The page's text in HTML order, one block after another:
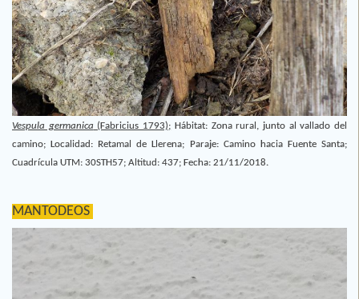
Vespula germanica (Fabricius 1793); Hábitat: Zona rural, junto al vallado del
camino; Localidad: Retamal de Llerena; Paraje: Camino hacia Fuente Santa;
Cuadrícula UTM: 30STH57; Altitud: 437; Fecha: 21/11/2018.
MANTODEOS